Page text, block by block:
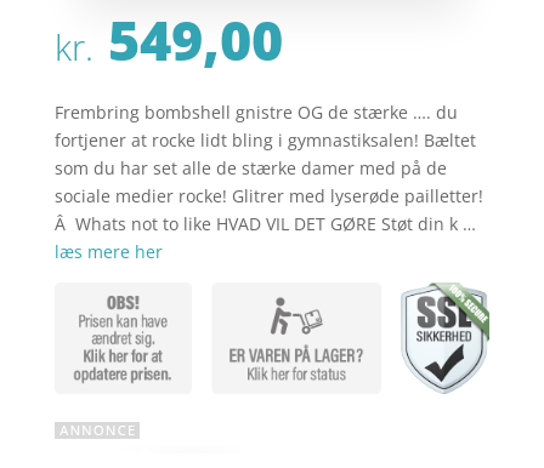
kr. 549,00
Frembring bombshell gnistre OG de stærke …. du
fortjener at rocke lidt bling i gymnastiksalen! Bæltet
som du har set alle de stærke damer med på de
sociale medier rocke! Glitrer med lyserøde pailletter!
Â Whats not to like HVAD VIL DET GØRE Støt din k …
læs mere her